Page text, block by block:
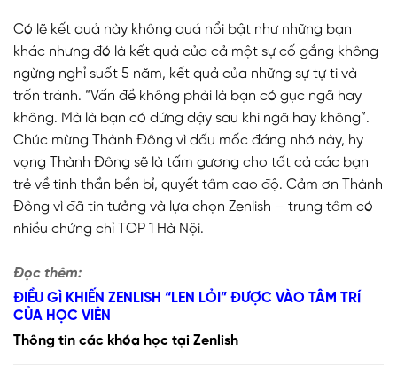
Có lẽ kết quả này không quá nổi bật như những bạn
khác nhưng đó là kết quả của cả một sự cố gắng không
ngừng nghỉ suốt 5 năm, kết quả của những sự tự ti và
trốn tránh. “Vấn đề không phải là bạn có gục ngã hay
không. Mà là bạn có đứng dậy sau khi ngã hay không”.
Chúc mừng Thành Đông vì dấu mốc đáng nhớ này, hy
vọng Thành Đông sẽ là tấm gương cho tất cả các bạn
trẻ về tinh thần bền bỉ, quyết tâm cao độ. Cảm ơn Thành
Đông vì đã tin tưởng và lựa chọn Zenlish – trung tâm có
nhiều chứng chỉ TOP 1 Hà Nội.
Đọc thêm:
ĐIỀU GÌ KHIẾN ZENLISH “LEN LỎI” ĐƯỢC VÀO TÂM TRÍ
CỦA HỌC VIÊN
Thông tin các khóa học tại Zenlish